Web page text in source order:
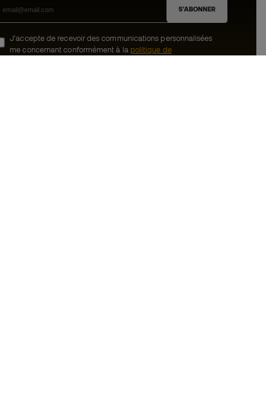
S'ABONNER
J’accepte de recevoir des communications personnalisées
me concernant conformément à la politique de